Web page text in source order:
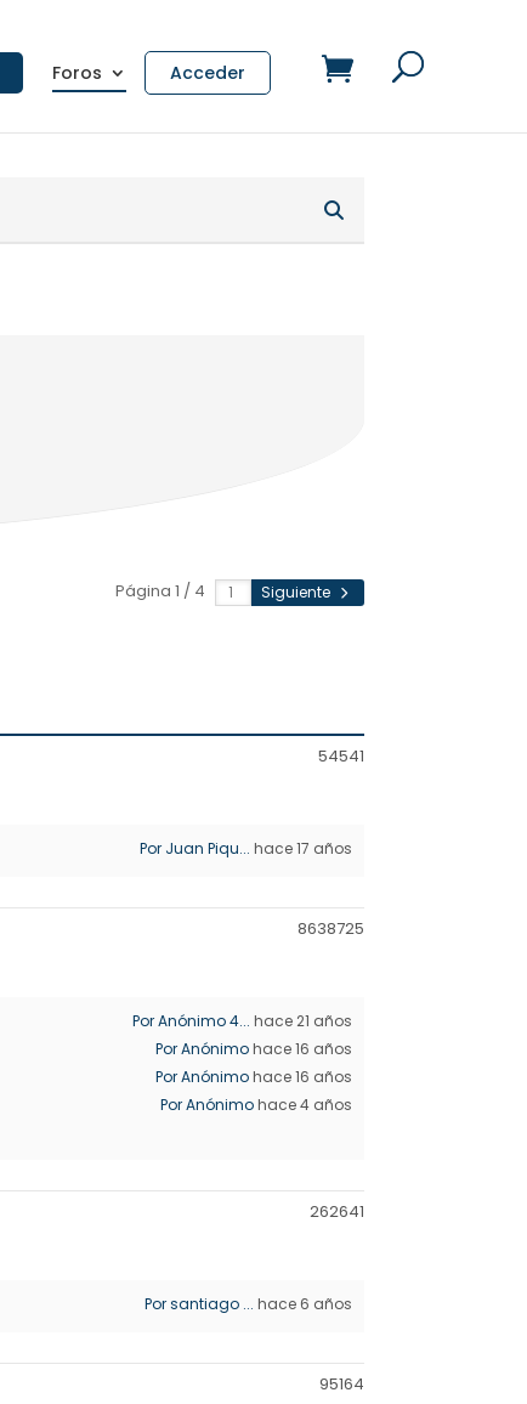
Foros Acceder
Página 1 / 4 Siguiente
54541
Por Juan Piqu... hace 17 años
8638725
Por Anónimo 4... hace 21 años
Por Anónimohace 16 años
Por Anónimohace 16 años
Por Anónimohace 4 años
262641
Por santiago ... hace 6 años
95164